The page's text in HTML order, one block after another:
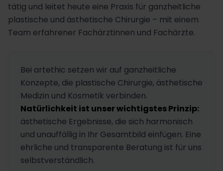
tätig und leitet heute eine Praxis für ganzheitliche
plastische und ästhetische Chirurgie – mit einem
Team erfahrener Fachärztinnen und Fachärzte.
Bei artethic setzen wir auf ganzheitliche
Konzepte, die plastische Chirurgie, ästhetische
Medizin und Kosmetik verbinden.
Natürlichkeit ist unser wichtigstes Prinzip:
ästhetische Ergebnisse, die sich harmonisch
und unauffällig in Ihr Gesamtbild einfügen. Eine
ehrliche und transparente Beratung ist für uns
selbstverständlich.